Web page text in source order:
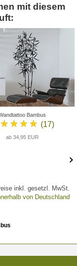
mit diesem
Bambus
(17)
ab 34,95 EUR
inkl. gesetzl. MwSt.
von Deutschland